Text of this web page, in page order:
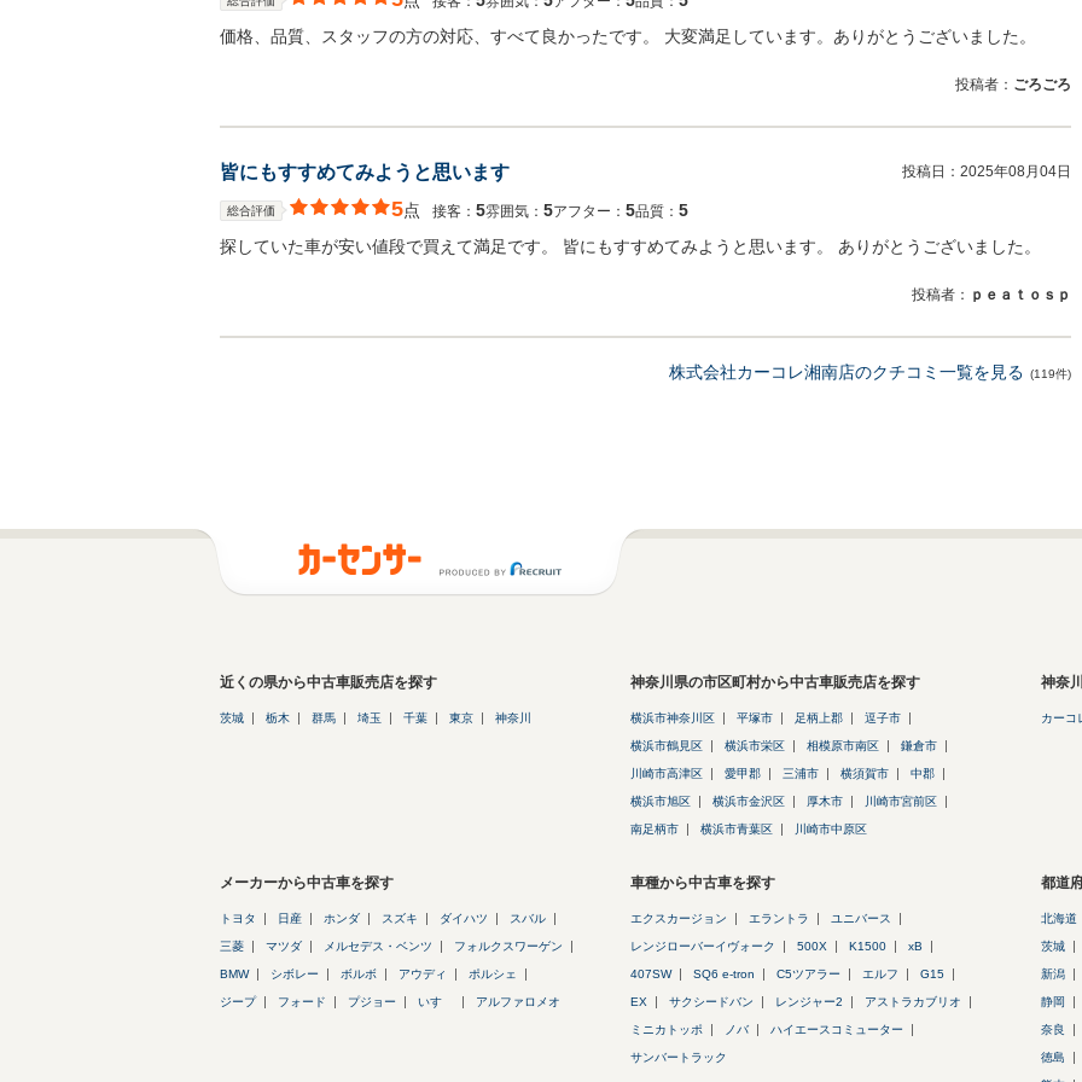
価格、品質、スタッフの方の対応、すべて良かったです。 大変満足しています。ありがとうございました。
投稿者： ごろごろ
皆にもすすめてみようと思います 投稿日： 2025年08月04日
総合評価 5点 接客： 5雰囲気： 5アフター： 5品質： 5
探していた車が安い値段で買えて満足です。 皆にもすすめてみようと思います。 ありがとうございました。
投稿者： ｐｅａｔｏｓｐ
株式会社カーコレ湘南店のクチコミ一覧を見る (119件)
近くの県から中古車販売店を探す
茨城 栃木 群馬 埼玉 千葉 東京 神奈川
神奈川県の市区町村から中古車販売店を探す
横浜市神奈川区 平塚市 足柄上郡 逗子市
横浜市鶴見区 横浜市栄区 相模原市南区 鎌倉市
川崎市高津区 愛甲郡 三浦市 横須賀市 中郡
横浜市旭区 横浜市金沢区 厚木市 川崎市宮前区
南足柄市 横浜市青葉区 川崎市中原区
神奈
カーコ
メーカーから中古車を探す
トヨタ 日産 ホンダ スズキ ダイハツ スバル
三菱 マツダ メルセデス・ベンツ フォルクスワーゲン
BMW シボレー ボルボ アウディ ポルシェ
ジープ フォード プジョー いすゞ アルファロメオ
車種から中古車を探す
エクスカージョン エラントラ ユニバース
レンジローバーイヴォーク 500X K1500 xB
407SW SQ6 e-tron C5ツアラー エルフ G15
EX サクシードバン レンジャー2 アストラカブリオ
ミニカトッポ ノバ ハイエースコミューター
サンバートラック
都道
北海道
茨城
新潟
静岡
奈良
徳島